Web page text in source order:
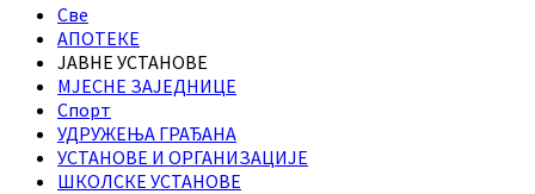
Све
АПОТЕКЕ
ЈАВНЕ УСТАНОВЕ
МЈЕСНЕ ЗАЈЕДНИЦЕ
Спорт
УДРУЖЕЊА ГРАЂАНА
УСТАНОВЕ И ОРГАНИЗАЦИЈЕ
ШКОЛСКЕ УСТАНОВЕ